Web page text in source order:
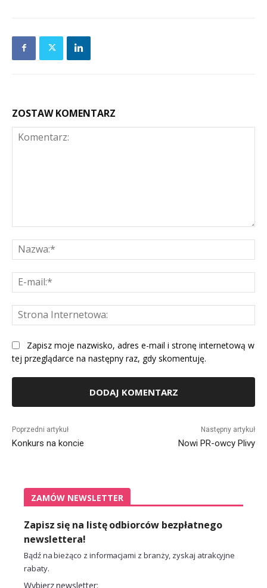
ZOSTAW KOMENTARZ
Zapisz moje nazwisko, adres e-mail i stronę internetową w
tej przeglądarce na następny raz, gdy skomentuję.
Poprzedni artykuł
Konkurs na koncie
Następny artykuł
Nowi PR-owcy Plivy
ZAMÓW NEWSLETTER
Zapisz się na listę odbiorców bezpłatnego
newslettera!
Bądź na bieżąco z informacjami z branży, zyskaj atrakcyjne
rabaty.
Wybierz newsletter: